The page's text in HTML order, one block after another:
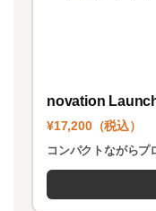
novation
¥17,200（税込）
コンパクトながらプ